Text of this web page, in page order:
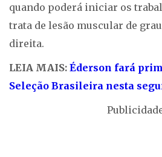
quando poderá iniciar os
trata de lesão muscular de
direita.
LEIA MAIS: Éderson fará
Seleção Brasileira nesta